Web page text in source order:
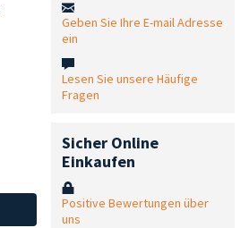
Geben Sie Ihre E-mail Adresse
ein
Lesen Sie unsere Häufige
Fragen
Sicher Online
Einkaufen
Positive Bewertungen über
uns